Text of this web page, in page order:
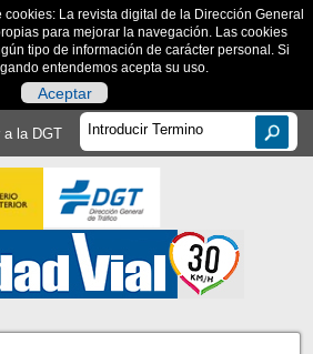
cookies: La revista digital de la Dirección General
para mejorar la navegación. Las cookies
tipo de información de carácter personal. Si
entendemos acepta su uso.
Aceptar
a la DGT